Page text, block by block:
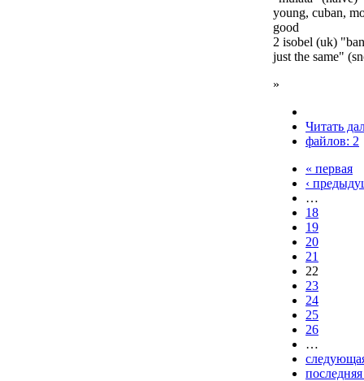
young, cuban,
good
2 isobel (uk)
just the same"
»
Читать
файлов: 2
« первая
‹
…
18
19
20
21
22
23
24
25
26
…